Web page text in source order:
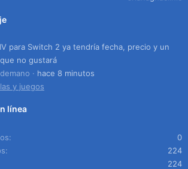
para Switch 2 ya tendría fecha, precio y un
no gustará
hace 8 minutos
y juegos
línea
0
224
224